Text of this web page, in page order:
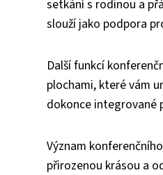
setkání s rodinou a
slouží jako podpora
Další funkcí
plochami, které vám
dokonce integrované
Význam
přirozenou krásou a